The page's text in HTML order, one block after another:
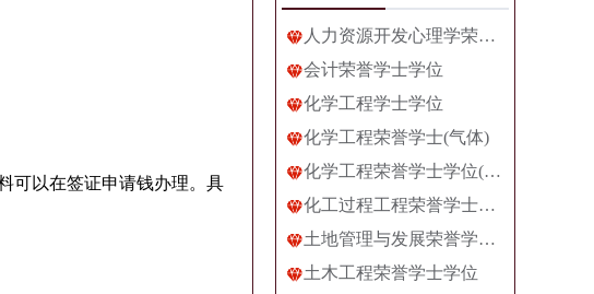
可以在签证申请钱办理。具
人力资源开发心理学荣誉学士学位
会计荣誉学士学位
化学工程学士学位
化学工程荣誉学士(气体)
化学工程荣誉学士学位(生物过程)
化工过程工程荣誉学士学位
土地管理与发展荣誉学士学位
土木工程荣誉学士学位